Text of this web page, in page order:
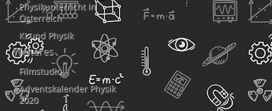
Physikunterricht in
Österreich
KI und Physik
Weiteres
Filmstudio
Adventskalender Physik
2020